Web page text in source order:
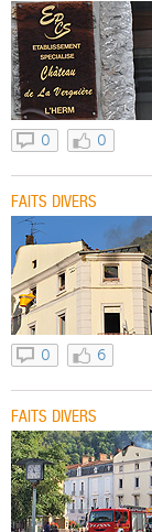
0 0
FAITS DIVERS
0 6
FAITS DIVERS